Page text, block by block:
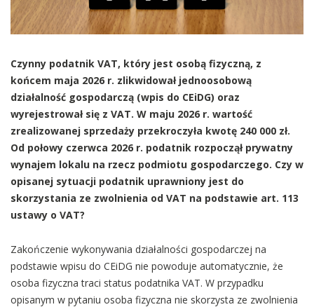
Czynny podatnik VAT, który jest osobą fizyczną, z
końcem maja 2026 r. zlikwidował jednoosobową
działalność gospodarczą (wpis do CEiDG) oraz
wyrejestrował się z VAT. W maju 2026 r. wartość
zrealizowanej sprzedaży przekroczyła kwotę 240 000 zł.
Od połowy czerwca 2026 r. podatnik rozpoczął prywatny
wynajem lokalu na rzecz podmiotu gospodarczego. Czy w
opisanej sytuacji podatnik uprawniony jest do
skorzystania ze zwolnienia od VAT na podstawie art. 113
ustawy o VAT?
Zakończenie wykonywania działalności gospodarczej na
podstawie wpisu do CEiDG nie powoduje automatycznie, że
osoba fizyczna traci status podatnika VAT. W przypadku
opisanym w pytaniu osoba fizyczna nie skorzysta ze zwolnienia